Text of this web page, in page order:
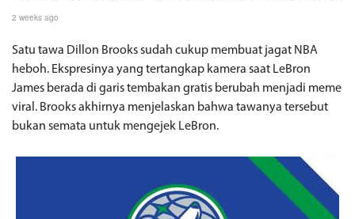
2 weeks ago
Satu tawa Dillon Brooks sudah cukup membuat jagat NBA
heboh. Ekspresinya yang tertangkap kamera saat LeBron
James berada di garis tembakan gratis berubah menjadi meme
viral. Brooks akhirnya menjelaskan bahwa tawanya tersebut
bukan semata untuk mengejek LeBron.